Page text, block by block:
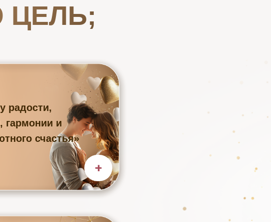
радости,
гармонии и
счастья»
+